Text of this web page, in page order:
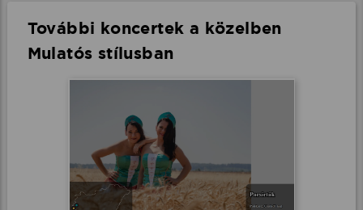
További koncertek a közelben
Mulatós stílusban